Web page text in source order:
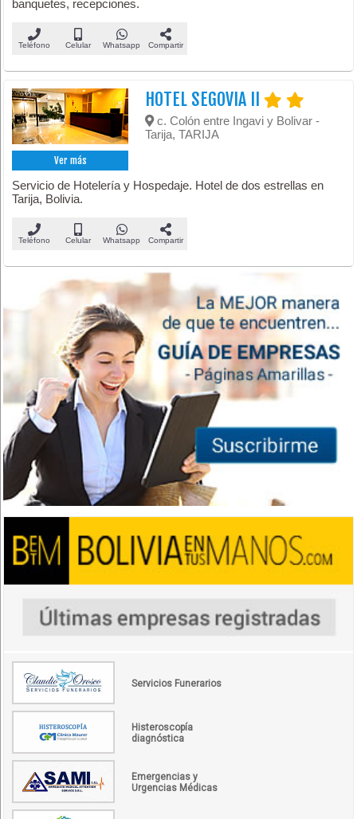
banquetes, recepciones.
Teléfono Celular Whatsapp Compartir
Ver más
HOTEL SEGOVIA II
c. Colón entre Ingavi y Bolivar -
Tarija, TARIJA
Servicio de Hotelería y Hospedaje. Hotel de dos estrellas en
Tarija, Bolivia.
Teléfono Celular Whatsapp Compartir
Servicios Funerarios
Histeroscopía
diagnóstica
Emergencias y
Urgencias Médicas